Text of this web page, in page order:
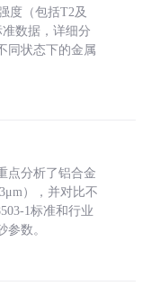
度（包括T2及
准数据，详细分
同状态下的金属
点分析了铝合金
），并对比不
1标准和行业
数。